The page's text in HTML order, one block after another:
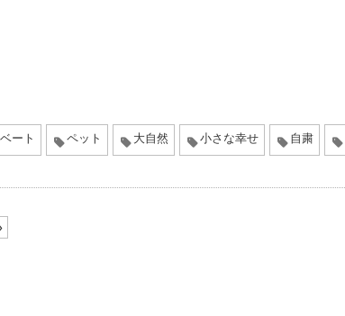
ート ペット 大自然 小さな幸せ 自粛